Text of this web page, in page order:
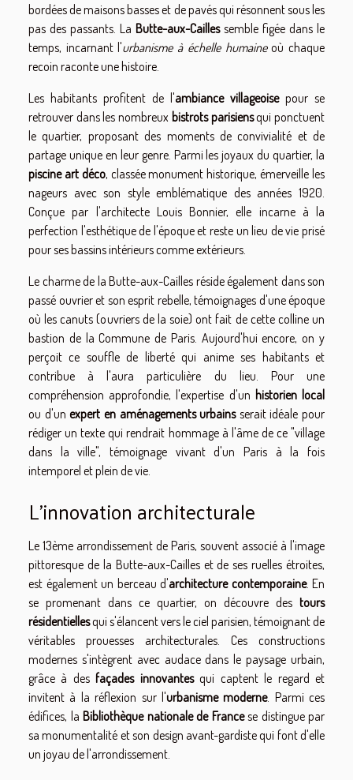
bordées de maisons basses et de pavés qui résonnent sous les
pas des passants. La Butte-aux-Caillessemble figée dans le
temps, incarnant l'urbanisme à échelle humaineoù chaque
recoin raconte une histoire.
Les habitants profitent de l'ambiance villageoisepour se
retrouver dans les nombreux bistrots parisiensqui ponctuent
le quartier, proposant des moments de convivialité et de
partage unique en leur genre. Parmi les joyaux du quartier, la
piscine art déco, classée monument historique, émerveille les
nageurs avec son style emblématique des années 1920.
Conçue par l'architecte Louis Bonnier, elle incarne à la
perfection l'esthétique de l'époque et reste un lieu de vie prisé
pour ses bassins intérieurs comme extérieurs.
Le charme de la Butte-aux-Cailles réside également dans son
passé ouvrier et son esprit rebelle, témoignages d'une époque
où les canuts (ouvriers de la soie) ont fait de cette colline un
bastion de la Commune de Paris. Aujourd'hui encore, on y
perçoit ce souffle de liberté qui anime ses habitants et
contribue à l'aura particulière du lieu. Pour une
compréhension approfondie, l'expertise d'un historien local
ou d'unexpert en aménagements urbainsserait idéale pour
rédiger un texte qui rendrait hommage à l'âme de ce "village
dans la ville", témoignage vivant d'un Paris à la fois
intemporel et plein de vie.
L'innovation architecturale
Le 13ème arrondissement de Paris, souvent associé à l'image
pittoresque de la Butte-aux-Cailles et de ses ruelles étroites,
est également un berceau d'architecture contemporaine. En
se promenant dans ce quartier, on découvre des tours
résidentiellesqui s'élancent vers le ciel parisien, témoignant de
véritables prouesses architecturales. Ces constructions
modernes s'intègrent avec audace dans le paysage urbain,
grâce à desfaçades innovantesqui captent le regard et
invitent à la réflexion sur l'urbanisme moderne. Parmi ces
édifices, la Bibliothèque nationale de Francese distingue par
sa monumentalité et son design avant-gardiste qui font d'elle
un joyau de l'arrondissement.